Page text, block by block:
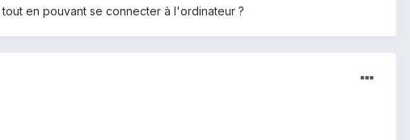
en pouvant se connecter à l'ordinateur ?